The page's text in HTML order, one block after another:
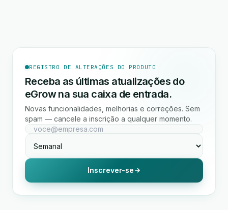
REGISTRO DE ALTERAÇÕES DO PRODUTO
Receba as últimas atualizações do
eGrow na sua caixa de entrada.
Novas funcionalidades, melhorias e correções. Sem
spam — cancele a inscrição a qualquer momento.
Inscrever-se